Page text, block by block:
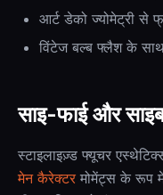
आर्ट डेको ज्योमेट्री से
विंटेज बल्ब फ्लैश के साथ
साइ-फाई और
स्टाइलाइज़्ड फ्यूचर
मेन कैरेक्टर मोमेंट्स के रूप